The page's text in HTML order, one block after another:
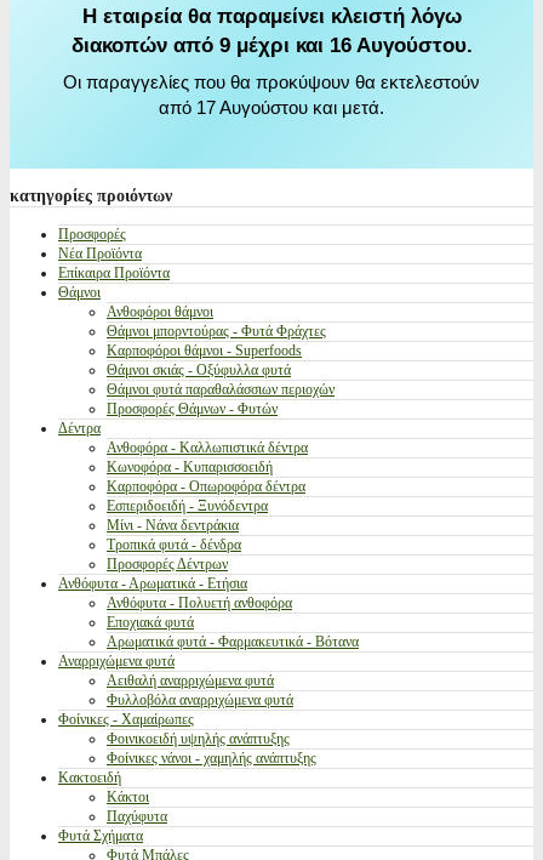
Η εταιρεία θα παραμείνει κλειστή λόγω
διακοπών από 9 μέχρι και 16 Αυγούστου.
Οι παραγγελίες που θα προκύψουν θα εκτελεστούν
από 17 Αυγούστου και μετά.
κατηγορίες προιόντων
Προσφορές
Νέα Προϊόντα
Επίκαιρα Προϊόντα
Θάμνοι
Ανθοφόροι θάμνοι
Θάμνοι μπορντούρας - Φυτά Φράχτες
Καρποφόροι θάμνοι - Superfoods
Θάμνοι σκιάς - Οξύφυλλα φυτά
Θάμνοι φυτά παραθαλάσσιων περιοχών
Προσφορές Θάμνων - Φυτών
Δέντρα
Ανθοφόρα - Καλλωπιστικά δέντρα
Κωνοφόρα - Κυπαρισσοειδή
Καρποφόρα - Οπωροφόρα δέντρα
Εσπεριδοειδή - Ξυνόδεντρα
Μίνι - Νάνα δεντράκια
Τροπικά φυτά - δένδρα
Προσφορές Δέντρων
Ανθόφυτα - Αρωματικά - Ετήσια
Ανθόφυτα - Πολυετή ανθοφόρα
Εποχιακά φυτά
Αρωματικά φυτά - Φαρμακευτικά - Βότανα
Αναρριχώμενα φυτά
Αειθαλή αναρριχώμενα φυτά
Φυλλοβόλα αναρριχώμενα φυτά
Φοίνικες - Χαμαίρωπες
Φοινικοειδή υψηλής ανάπτυξης
Φοίνικες νάνοι - χαμηλής ανάπτυξης
Κακτοειδή
Κάκτοι
Παχύφυτα
Φυτά Σχήματα
Φυτά Μπάλες